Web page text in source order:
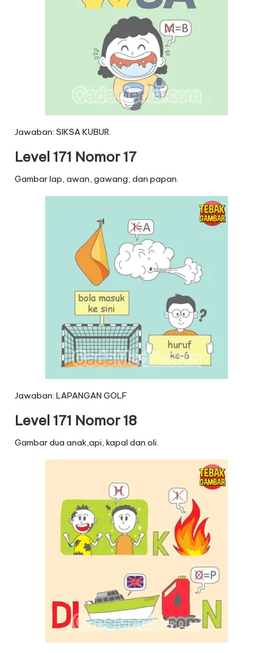
Jawaban: SIKSA KUBUR.
Level 171 Nomor 17
Gambar lap, awan, gawang, dan papan.
Jawaban: LAPANGAN GOLF
Level 171 Nomor 18
Gambar dua anak,api, kapal dan oli.